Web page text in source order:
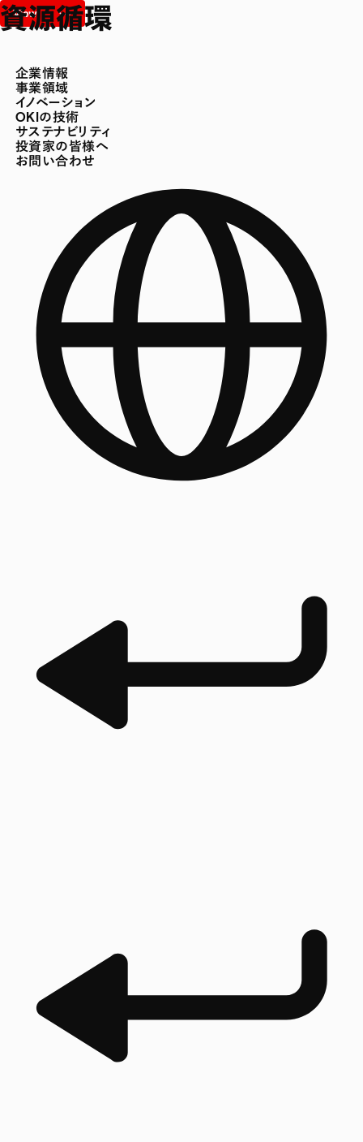
企業情報
事業領域
イノベーション
OKIの技術
サステナビリティ
投資家の皆様へ
お問い合わせ
資源循環